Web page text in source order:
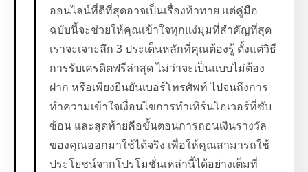
ออนไลน์ที่ดีที่สุดอาจเป็นเรื่องท้าทาย แต่คู่มือ
ฉบับนี้จะช่วยให้คุณเข้าใจทุกแง่มุมที่สำคัญที่สุด
เราจะเจาะลึก 3 ประเด็นหลักที่คุณต้องรู้ ตั้งแต่วิธี
การรับเครดิตฟรีล่าสุด ไม่ว่าจะเป็นแบบไม่ต้อง
ฝาก หรือเพียงยืนยันเบอร์โทรศัพท์ ไปจนถึงการ
ทำความเข้าใจเงื่อนไขการทำเทิร์นโอเวอร์ที่ซับ
ซ้อน และสุดท้ายคือขั้นตอนการถอนเงินรางวัล
ของคุณออกมาใช้ได้จริง เพื่อให้คุณสามารถใช้
ประโยชน์จากโปรโมชั่นเหล่านี้ได้อย่างเต็มที่